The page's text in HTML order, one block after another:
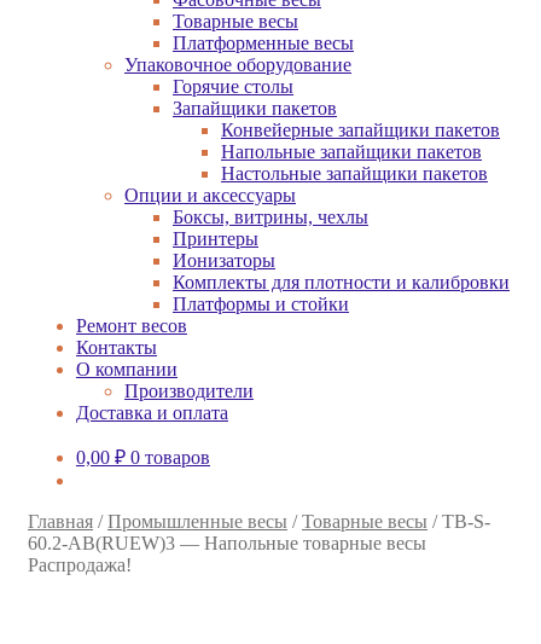
Товарные весы
Платформенные весы
Упаковочное оборудование
Горячие столы
Запайщики пакетов
Конвейерные запайщики пакетов
Напольные запайщики пакетов
Настольные запайщики пакетов
Опции и аксессуары
Боксы, витрины, чехлы
Принтеры
Ионизаторы
Комплекты для плотности и калибровки
Платформы и стойки
Ремонт весов
Контакты
О компании
Производители
Доставка и оплата
0,00 ₽ 0 товаров
Главная /Промышленные весы /Товарные весы /TB-S-
60.2-АB(RUEW)3 — Напольные товарные весы
Распродажа!